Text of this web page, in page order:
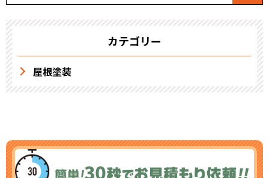
カテゴリー
屋根塗装